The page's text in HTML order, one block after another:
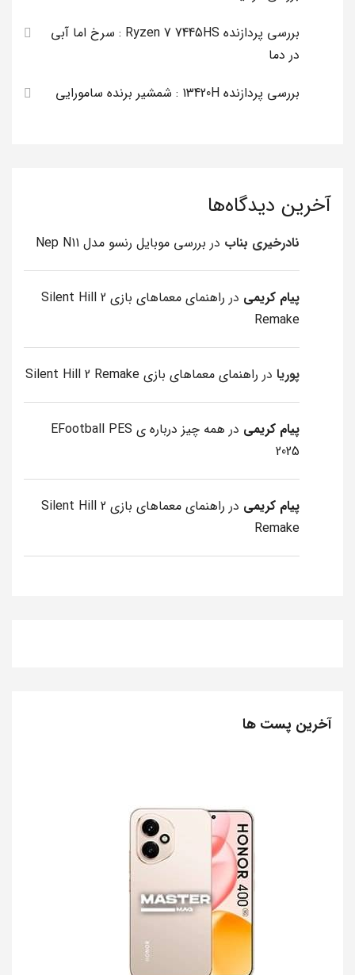
بررسی پردازنده Ryzen 7 7445HS : سرخ اما آبی
در دما
بررسی پردازنده 13420H : شمشیر برنده سامورایی
آخرین دیدگاه‌ها
نادرخیری بناب در بررسی موبایل رنسو مدل Nep N11
پیام کریمی در
راهنمای معماهای بازی Silent Hill 2
Remake
پوریا در راهنمای معماهای بازی Silent Hill 2 Remake
پیام کریمی در
همه چیز درباره ی EFootball PES
2025
پیام کریمی در
راهنمای معماهای بازی Silent Hill 2
Remake
آخرین پست ها